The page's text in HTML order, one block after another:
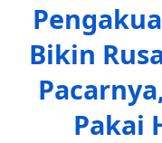
Bikin
Pakai